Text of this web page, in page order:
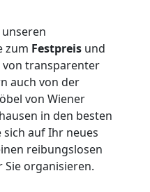
zum Festpreis und
transparenter
auch von der
von Wiener
in den besten
sich auf Ihr neues
reibungslosen
organisieren.